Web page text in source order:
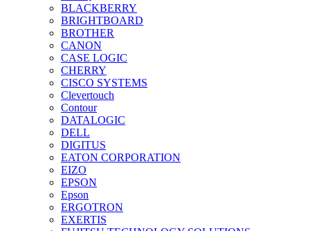
BLACKBERRY
BRIGHTBOARD
BROTHER
CANON
CASE LOGIC
CHERRY
CISCO SYSTEMS
Clevertouch
Contour
DATALOGIC
DELL
DIGITUS
EATON CORPORATION
EIZO
EPSON
Epson
ERGOTRON
EXERTIS